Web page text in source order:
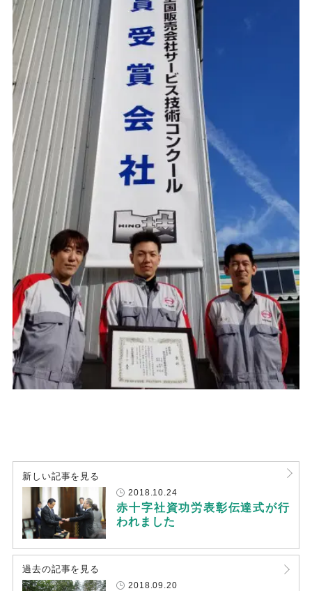
新しい記事を見る
2018.10.24
赤十字社資功労表彰伝達式が行
われました
過去の記事を見る
2018.09.20